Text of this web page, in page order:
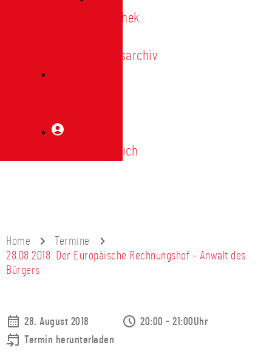
Bibliothek
Vereinsarchiv
Mitgliederbereich
Home
Termine
28.08.2018: Der Europäische Rechnungshof – Anwalt des
Bürgers
28. August 2018
20:00 - 21:00Uhr
Termin herunterladen